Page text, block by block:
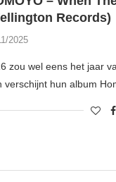
Records)
2025
zou wel eens het jaar
verschijnt hun album